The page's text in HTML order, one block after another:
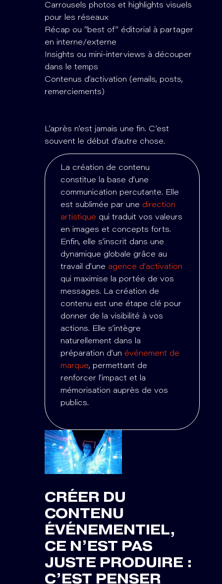
Carrousels photos et highlights visuels
pour les réseaux
Récap ou “best of” éditorial à partager
en interne/externe
Insights ou mini-interviews à découper
dans le temps
Contenus d’activation (emails, posts,
remerciements)
L’après n’est jamais une fin. C’est
souvent le début d’autre chose.
La création de contenu
constitue la base d’une
communication percutante. Elle
est sublimée par une direction
artistique qui traduit vos valeurs
en images et concepts forts.
Enfin, elle s’inscrit dans une
dynamique globale grâce au
travail d’une agence d'activation
qui maximise la portée de vos
messages. La création de
contenu est une étape clé pour
donner de la visibilité à vos
actions. Elle s’intègre
naturellement dans la
préparation d’un événement de
marque, permettant de
renforcer l’impact et la
mémorisation auprès de vos
publics.
CRÉER DU
CONTENU
ÉVÉNEMENTIEL,
CE N’EST PAS
JUSTE PRODUIRE :
C’EST PENSER